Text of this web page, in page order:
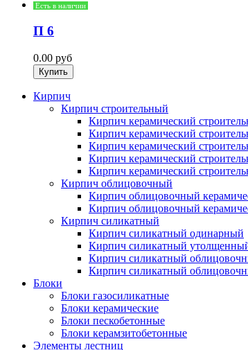
Есть в наличии
П 6
0.00 руб
Кирпич
Кирпич строительный
Кирпич керамический
Кирпич керамический
Кирпич керамический
Кирпич керамический
Кирпич керамический
Кирпич облицовочный
Кирпич облицовочный
Кирпич облицовочный
Кирпич силикатный
Кирпич силикатный одинарный
Кирпич силикатный
Кирпич силикатный
Кирпич силикатный
Блоки
Блоки газосиликатные
Блоки керамические
Блоки пескобетонные
Блоки керамзитобетонные
Элементы лестниц